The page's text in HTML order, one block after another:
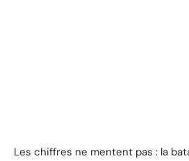
Les chiffres ne mentent pas : la